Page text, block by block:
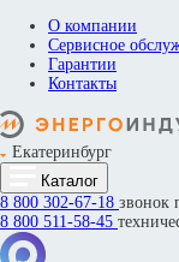
О компании
Сервисное
Гарантии
Контакты
Екатеринбург
Каталог
8 800 302-67-18 звонок
8 800 511-58-45